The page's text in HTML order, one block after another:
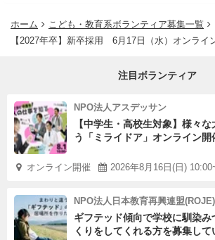
ホーム
こども・教育系ボランティア募集一覧
【2027年卒】新卒採用 6月17日（水）オンライ
注目ボランティア
NPO法人アスデッサン
【中学生・高校生対象】様々
う「ミライドア」オンライン開
オンライン開催 2026年8月16日(日)
NPO法人日本教育再興連盟(ROJE)
ギフテッド傾向で学校に馴染
くりをしてくれる方を募集して